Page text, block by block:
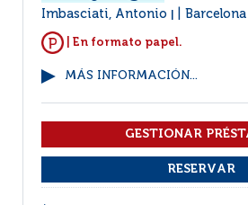
Imbasciati, Antonio
| En formato papel.
MÁS INFORMACIÓN...